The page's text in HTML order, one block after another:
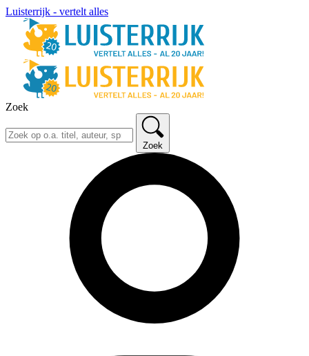
Luisterrijk - vertelt alles
Zoek
Zoek